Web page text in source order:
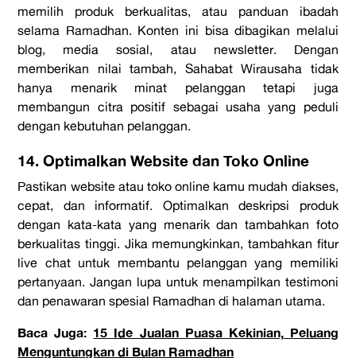
memilih produk berkualitas, atau panduan ibadah
selama Ramadhan. Konten ini bisa dibagikan melalui
blog, media sosial, atau newsletter. Dengan
memberikan nilai tambah, Sahabat Wirausaha tidak
hanya menarik minat pelanggan tetapi juga
membangun citra positif sebagai usaha yang peduli
dengan kebutuhan pelanggan.
14. Optimalkan Website dan Toko Online
Pastikan website atau toko online kamu mudah diakses,
cepat, dan informatif. Optimalkan deskripsi produk
dengan kata-kata yang menarik dan tambahkan foto
berkualitas tinggi. Jika memungkinkan, tambahkan fitur
live chat untuk membantu pelanggan yang memiliki
pertanyaan. Jangan lupa untuk menampilkan testimoni
dan penawaran spesial Ramadhan di halaman utama.
Baca Juga: 15 Ide Jualan Puasa Kekinian, Peluang
Menguntungkan di Bulan Ramadhan